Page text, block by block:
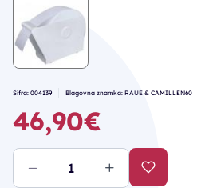
Šifra: 004139 Blagovna znamka: RAUE & CAMILLEN60
46,90€